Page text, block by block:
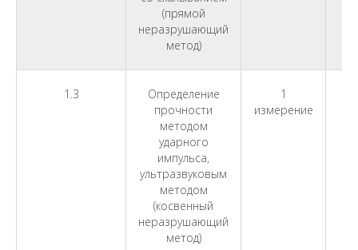
(прямой
неразрушающий
метод)
1.3
Определение
прочности
методом
ударного
импульса,
ультразвуковым
методом
(косвенный
неразрушающий
метод)
1
измерение